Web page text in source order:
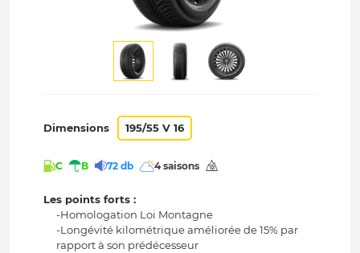
Dimensions 195/55 V 16
C B 72 db 4 saisons
Les points forts :
-Homologation Loi Montagne
-Longévité kilométrique améliorée de 15% par
rapport à son prédécesseur